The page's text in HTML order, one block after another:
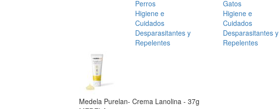
Perros
Higiene e
Cuidados
Desparasitantes y
Repelentes
Gatos
Higiene e
Cuidados
Desparasitantes y
Repelentes
Medela Purelan- Crema Lanolina - 37g